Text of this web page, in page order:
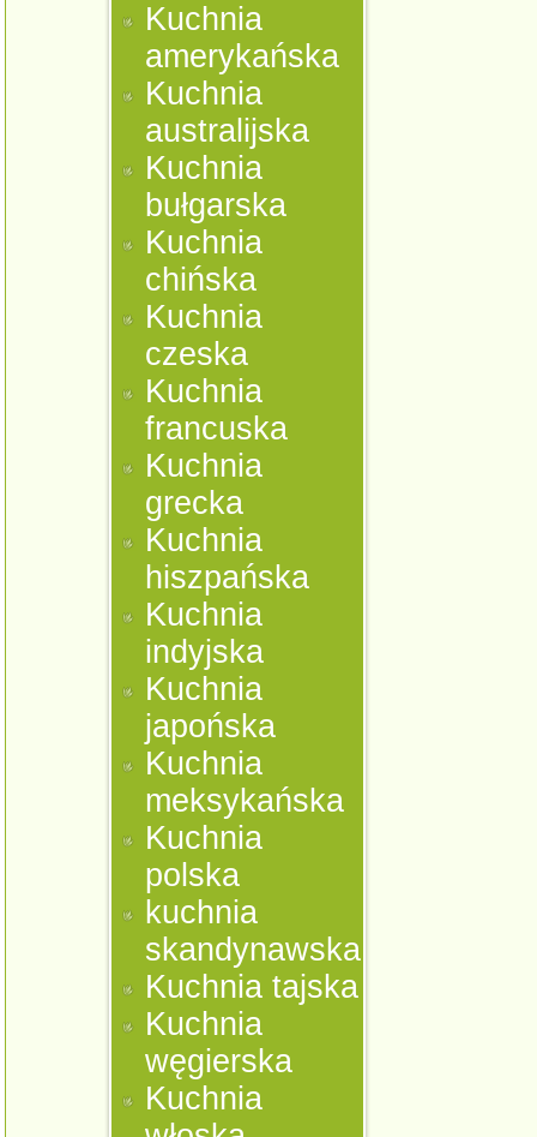
Kuchnia
amerykańska
Kuchnia
australijska
Kuchnia
bułgarska
Kuchnia
chińska
Kuchnia
czeska
Kuchnia
francuska
Kuchnia
grecka
Kuchnia
hiszpańska
Kuchnia
indyjska
Kuchnia
japońska
Kuchnia
meksykańska
Kuchnia
polska
kuchnia
skandynawska
Kuchnia tajska
Kuchnia
węgierska
Kuchnia